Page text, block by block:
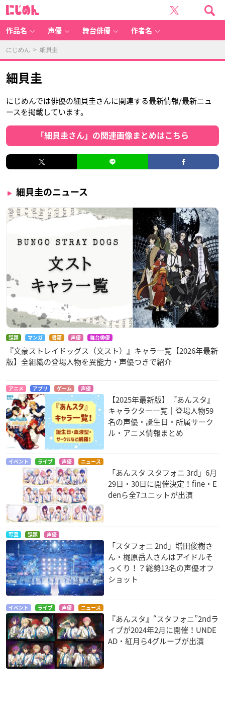
作品名 声優 舞台俳優 作者名
にじめん > 細貝圭
細貝圭
にじめんでは俳優の細貝圭さんに関連する最新情報/最新ニュ
ースを掲載しています。
「細貝圭さん」の関連画像まとめはこちら
細貝圭のニュース
話題 マンガ 書籍 声優 舞台俳優
『文豪ストレイドッグス（文スト）』キャラ一覧【2026年最新
版】全組織の登場人物を異能力・声優つきで紹介
アニメ アプリ ゲーム 声優
【2025年最新版】『あんスタ』
キャラクター一覧｜登場人物59
名の声優・誕生日・所属サーク
ル・アニメ情報まとめ
イベント ライブ 声優 ニュース
「あんスタ スタフォニ 3rd」6月
29日・30日に開催決定！fine・E
denら全7ユニットが出演
写真 話題 声優
「スタフォニ 2nd」増田俊樹さ
ん・梶原岳人さんはアイドルそ
っくり！？総勢13名の声優オフ
ショット
イベント ライブ 声優 ニュース
『あんスタ』“スタフォニ”2ndラ
イブが2024年2月に開催！UNDE
AD・紅月ら4グループが出演